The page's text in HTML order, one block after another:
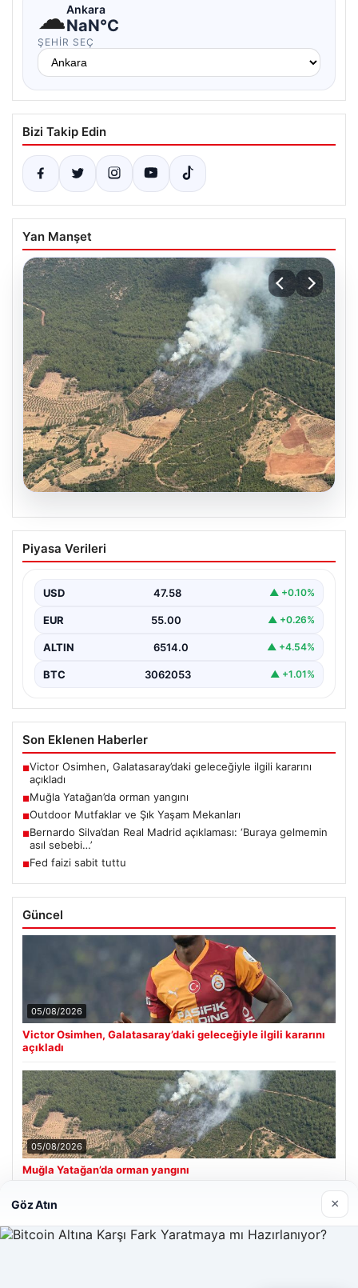
☁Ankara
NaN°C
ŞEHIR SEÇ
Bizi Takip Edin
Yan Manşet
Muğla Yatağan’da orman yangını
{ “title”: “Muğla Yatağan’da Orman Yangını Kontrol
Piyasa Verileri
USD 47.58 ▲ +0.10%
EUR 55.00 ▲ +0.26%
ALTIN 6514.0 ▲ +4.54%
BTC 3062053 ▲ +1.01%
Son Eklenen Haberler
■Victor Osimhen, Galatasaray’daki geleceğiyle ilgili kararını
açıkladı
■Muğla Yatağan’da orman yangını
■Outdoor Mutfaklar ve Şık Yaşam Mekanları
■Bernardo Silva’dan Real Madrid açıklaması: ‘Buraya gelmemin
asıl sebebi…’
■Fed faizi sabit tuttu
Güncel
05/08/2026
Victor Osimhen, Galatasaray’daki geleceğiyle ilgili kararını
açıkladı
05/08/2026
Muğla Yatağan’da orman yangını
Son Eklenen Firmalar
Göz Atın ×